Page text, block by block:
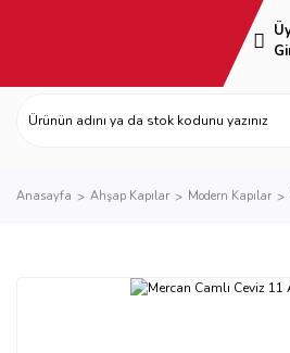
Anasayfa Ahşap Kapılar Modern Kapılar